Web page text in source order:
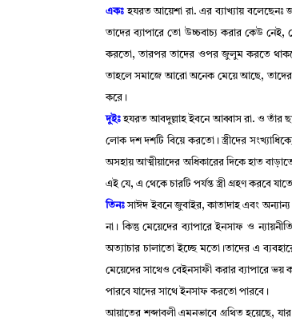
একঃহযরত আয়েশা রা. এর ব্যাখ্যায় বলেছেনঃ
তাদের ব্যাপারে তো উচ্চবাচ্য করার কেউ নেই,
করতো,তারপর তাদের ওপর জুলুম করতে
তাহলে সমাজে আরো অনেক মেয়ে আছে,
করে ।
দুইঃহযরত আবদুল্লাহ ইবনে আব্বাস রা. ও তাঁর ছাত্র
লোক দশ দশটি বিয়ে করতো।স্ত্রীদের
অসহায় আত্মীয়াদের অধিকারের দিকে হাত
এই যে, এ থেকে চারটি পর্যন্ত স্ত্রী গ্রহণ করবে
তিনঃসাঈদ ইবনে জুবাইর,কাতাদাহ এবং
না । কিন্তু মেয়েদের ব্যাপারে ইনসাফ ও
অত্যাচার চালাতো ইচ্ছে মতো।তাদের এ
মেয়েদের সাথেও বেইনসাফী করার ব্যাপারে ভয়
পারবে যাদের সাথে ইনসাফ করতো পারবে ।
আয়াতের শব্দাবলী এমনভাবে গ্রথিত হয়েছে,